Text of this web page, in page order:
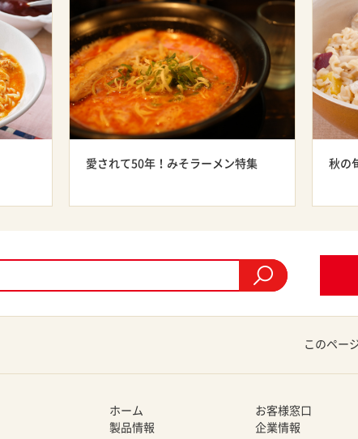
愛されて50年！みそラーメン特集 秋の
このペー
ホーム
製品情報
お客様窓口
企業情報